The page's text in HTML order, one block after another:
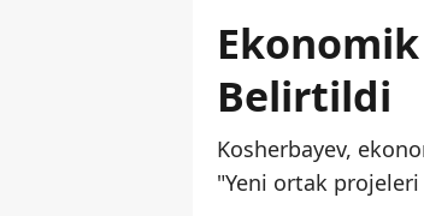
Belirtildi
Kosherbayev,
"Yeni ortak